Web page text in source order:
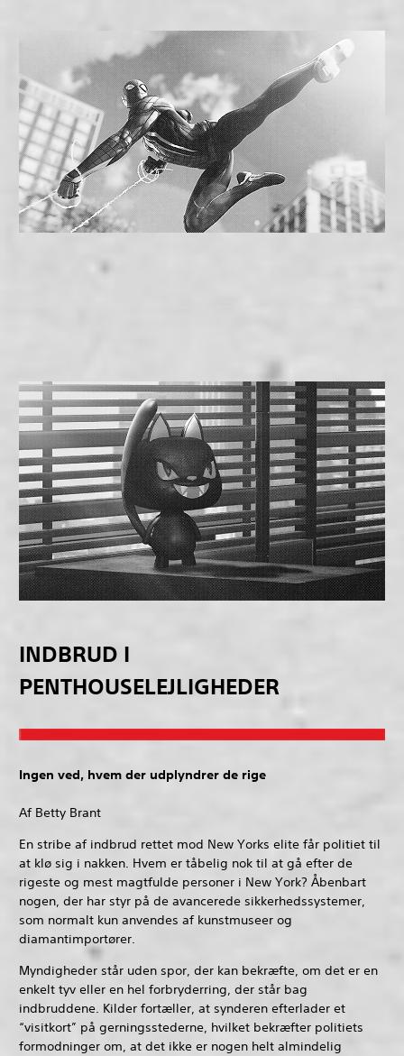
INDBRUD I
PENTHOUSELEJLIGHEDER
Ingen ved, hvem der udplyndrer de rige
Af Betty Brant
En stribe af indbrud rettet mod New Yorks elite får politiet til
at klø sig i nakken. Hvem er tåbelig nok til at gå efter de
rigeste og mest magtfulde personer i New York? Åbenbart
nogen, der har styr på de avancerede sikkerhedssystemer,
som normalt kun anvendes af kunstmuseer og
diamantimportører.
Myndigheder står uden spor, der kan bekræfte, om det er en
enkelt tyv eller en hel forbryderring, der står bag
indbruddene. Kilder fortæller, at synderen efterlader et
“visitkort” på gerningsstederne, hvilket bekræfter politiets
formodninger om, at det ikke er nogen helt almindelig